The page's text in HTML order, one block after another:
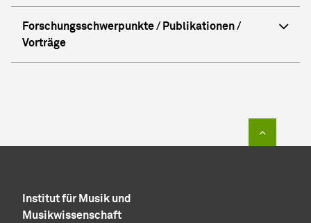
Forschungsschwerpunkte / Publikationen /
Vorträge
Institut für Musik und
Musikwissenschaft